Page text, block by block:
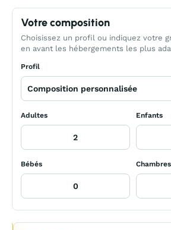
Votre composition
Choisissez un profil ou indiquez votre
en avant les hébergements les plus
Profil
Adultes Enfants
Bébés